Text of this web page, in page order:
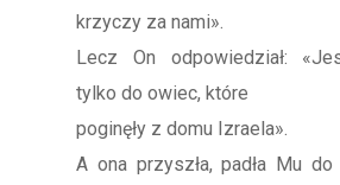
krzyczy za nami».
Lecz On odpowiedział:
tylko do owiec, które
poginęły z domu Izraela».
A ona przyszła, padła Mu do